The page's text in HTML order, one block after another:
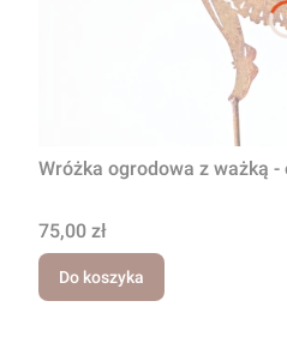
Wróżka ogrodowa z ważką -
Cena
75,00 zł
Do koszyka